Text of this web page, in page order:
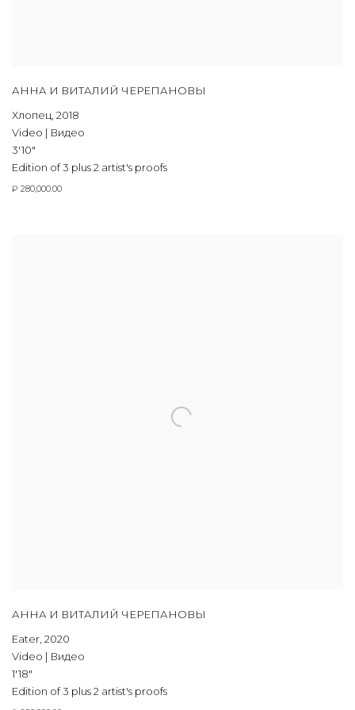
АННА И ВИТАЛИЙ ЧЕРЕПАНОВЫ
Хлопец, 2018
Video | Видео
3'10"
Edition of 3 plus 2 artist's proofs
₽ 280,000.00
АННА И ВИТАЛИЙ ЧЕРЕПАНОВЫ
Eater, 2020
Video | Видео
1'18"
Edition of 3 plus 2 artist's proofs